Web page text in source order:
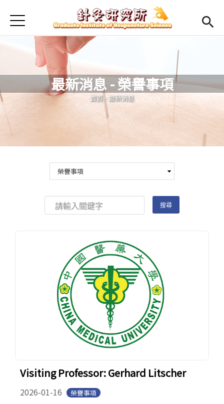
首頁
最新消息
本所簡介
Open submenu (師資陣容)
師資陣容
Open submenu (課程規劃)
課程規劃
Open submenu (學生專區)
學生專區
Open
Jump to Navigation
Jump to Main content
最新消息 - 榮譽事項
您在這裡
首頁-最新消息
Visiting Professor: Gerhard Litscher
2026-01-16 榮譽事項